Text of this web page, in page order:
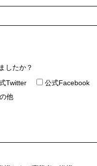
したか？
Twitter
公式Facebook
他